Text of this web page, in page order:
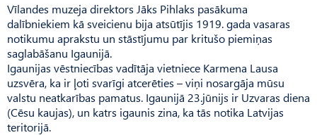
Vīlandes muzeja direktors Jāks Pihlaks pasākuma
dalībniekiem kā sveicienu bija atsūtījis 1919. gada vasaras
notikumu aprakstu un stāstījumu par kritušo piemiņas
saglabāšanu Igaunijā.
Igaunijas vēstniecības vadītāja vietniece Karmena Lausa
uzsvēra, ka ir ļoti svarīgi atcerēties – viņi nosargāja mūsu
valstu neatkarības pamatus. Igaunijā 23.jūnijs ir Uzvaras diena
(Cēsu kaujas), un katrs igaunis zina, ka tās notika Latvijas
teritorijā.